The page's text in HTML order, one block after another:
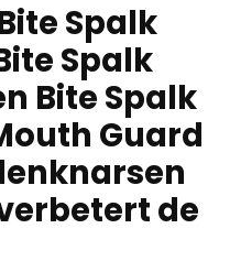
Spalk
Spalk
Bite Spalk
Guard
de